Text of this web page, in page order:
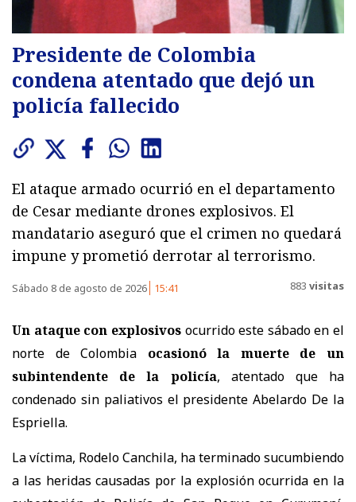
Presidente de Colombia
condena atentado que dejó un
policía fallecido
El ataque armado ocurrió en el departamento
de Cesar mediante drones explosivos. El
mandatario aseguró que el crimen no quedará
impune y prometió derrotar al terrorismo.
Sábado 8 de agosto de 2026 15:41 883 visitas
Un ataque con explosivosocurrido este sábado en el
norte de Colombia ocasionó la muerte de un
subintendente de la policía, atentado que ha
condenado sin paliativos el presidente Abelardo De la
Espriella.
La víctima, Rodelo Canchila, ha terminado sucumbiendo
a las heridas causadas por la explosión ocurrida en la